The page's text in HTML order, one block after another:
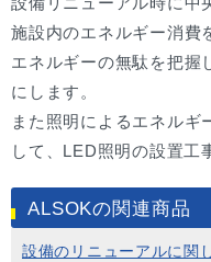
施設内のエネルギー消費
エネルギーの無駄を把握
にします。
また照明によるエネルギ
して、LED照明の設置工
ALSOKの関連商品
設備のリニューアルに関